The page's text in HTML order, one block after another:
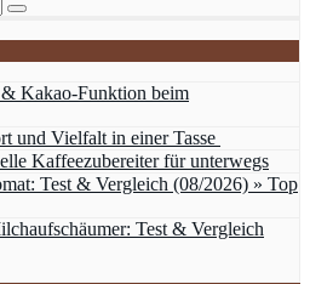
Kakao-Funktion beim
und Vielfalt in einer Tasse
Kaffeezubereiter für unterwegs
Test & Vergleich (08/2026) » Top
Test & Vergleich